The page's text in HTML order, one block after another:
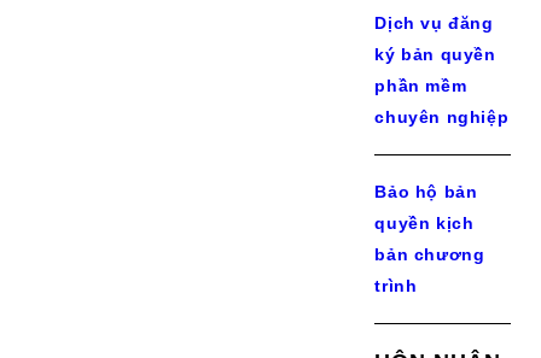
Dịch vụ đăng
ký bản quyền
phần mềm
chuyên nghiệp
Bảo hộ bản
quyền kịch
bản chương
trình